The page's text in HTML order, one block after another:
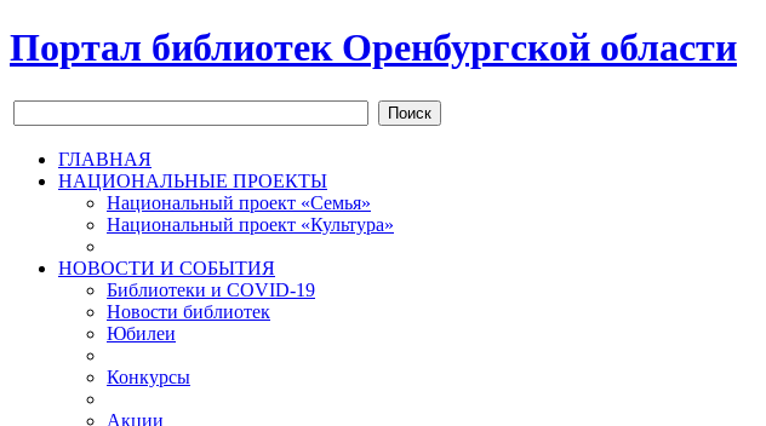
Портал библиотек Оренбургской области
Поиск
ГЛАВНАЯ
НАЦИОНАЛЬНЫЕ ПРОЕКТЫ
Национальный проект «Семья»
Национальный проект «Культура»
НОВОСТИ И СОБЫТИЯ
Библиотеки и COVID-19
Новости библиотек
Юбилеи
Конкурсы
Акции